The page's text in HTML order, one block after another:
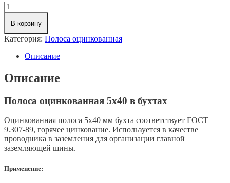
Количество
товара
Полоса
оцинкованная
5х40
В корзину
Категория: Полоса оцинкованная
Описание
Описание
Полоса оцинкованная 5х40 в бухтах
Оцинкованная полоса 5х40 мм бухта соответствует ГОСТ
9.307-89, горячее цинкование. Используется в качестве
проводника в заземления для организации главной
заземляющей шины.
Применение: